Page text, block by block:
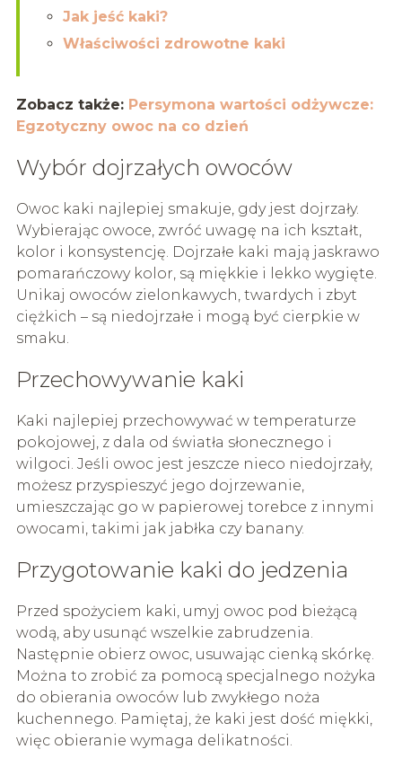
Jak jeść kaki?
Właściwości zdrowotne kaki
Zobacz także: Persymona wartości odżywcze:
Egzotyczny owoc na co dzień
Wybór dojrzałych owoców
Owoc kaki najlepiej smakuje, gdy jest dojrzały.
Wybierając owoce, zwróć uwagę na ich kształt,
kolor i konsystencję. Dojrzałe kaki mają jaskrawo
pomarańczowy kolor, są miękkie i lekko wygięte.
Unikaj owoców zielonkawych, twardych i zbyt
ciężkich – są niedojrzałe i mogą być cierpkie w
smaku.
Przechowywanie kaki
Kaki najlepiej przechowywać w temperaturze
pokojowej, z dala od światła słonecznego i
wilgoci. Jeśli owoc jest jeszcze nieco niedojrzały,
możesz przyspieszyć jego dojrzewanie,
umieszczając go w papierowej torebce z innymi
owocami, takimi jak jabłka czy banany.
Przygotowanie kaki do jedzenia
Przed spożyciem kaki, umyj owoc pod bieżącą
wodą, aby usunąć wszelkie zabrudzenia.
Następnie obierz owoc, usuwając cienką skórkę.
Można to zrobić za pomocą specjalnego nożyka
do obierania owoców lub zwykłego noża
kuchennego. Pamiętaj, że kaki jest dość miękki,
więc obieranie wymaga delikatności.